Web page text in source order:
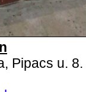
Pipacs u. 8.